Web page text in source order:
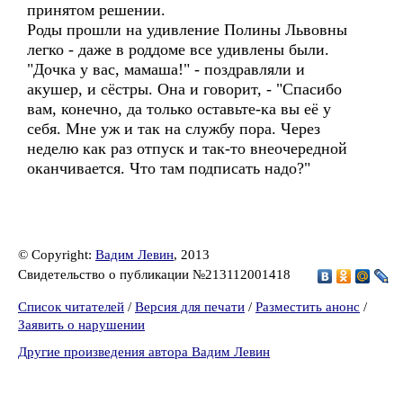
принятом решении.
Роды прошли на удивление Полины Львовны
легко - даже в роддоме все удивлены были.
"Дочка у вас, мамаша!" - поздравляли и
акушер, и сёстры. Она и говорит, - "Спасибо
вам, конечно, да только оставьте-ка вы её у
себя. Мне уж и так на службу пора. Через
неделю как раз отпуск и так-то внеочередной
оканчивается. Что там подписать надо?"
© Copyright: Вадим Левин, 2013
Свидетельство о публикации №213112001418
Список читателей / Версия для печати / Разместить анонс /
Заявить о нарушении
Другие произведения автора Вадим Левин